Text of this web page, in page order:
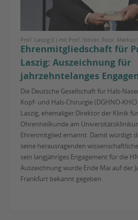
Prof. Laszig (l.) mit Prof. Stöver, Foto: Markus
Ehrenmitgliedschaft für
Laszig: Auszeichnung für
jahrzehntelanges
Die Deutsche Gesellschaft für Hals-
Kopf- und Hals-Chirurgie (DGHNO-
Laszig, ehemaliger Direktor der Klinik
Ohrenheilkunde am
Ehrenmitglied ernannt. Damit würdigt
seine herausragenden
sein langjähriges Engagement für die
Auszeichnung wurde Ende Mai auf der
Frankfurt bekannt gegeben.